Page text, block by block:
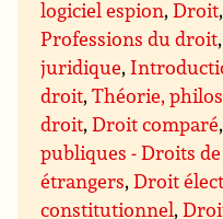
logiciel espion,Droit
Professions du droit
juridique,
droit,Théorie,
droit,Droit comparé
publiques - Droits de
étrangers,Droit
constitutionnel,